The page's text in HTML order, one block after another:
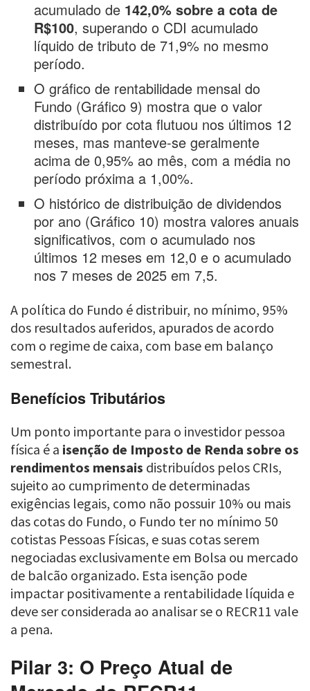
acumulado de 142,0% sobre a cota de
R$100, superando o CDI acumulado
líquido de tributo de 71,9% no mesmo
período.
O gráfico de rentabilidade mensal do
Fundo (Gráfico 9) mostra que o valor
distribuído por cota flutuou nos últimos 12
meses, mas manteve-se geralmente
acima de 0,95% ao mês, com a média no
período próxima a 1,00%.
O histórico de distribuição de dividendos
por ano (Gráfico 10) mostra valores anuais
significativos, com o acumulado nos
últimos 12 meses em 12,0 e o acumulado
nos 7 meses de 2025 em 7,5.
A política do Fundo é distribuir, no mínimo, 95%
dos resultados auferidos, apurados de acordo
com o regime de caixa, com base em balanço
semestral.
Benefícios Tributários
Um ponto importante para o investidor pessoa
física é a isenção de Imposto de Renda sobre os
rendimentos mensais distribuídos pelos CRIs,
sujeito ao cumprimento de determinadas
exigências legais, como não possuir 10% ou mais
das cotas do Fundo, o Fundo ter no mínimo 50
cotistas Pessoas Físicas, e suas cotas serem
negociadas exclusivamente em Bolsa ou mercado
de balcão organizado. Esta isenção pode
impactar positivamente a rentabilidade líquida e
deve ser considerada ao analisar se o RECR11 vale
a pena.
Pilar 3: O Preço Atual de